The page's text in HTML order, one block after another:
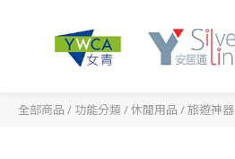
全部商品 / 功能分類 /休閒用品 /旅遊神器